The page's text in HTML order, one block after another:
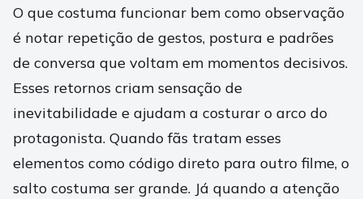
O que costuma funcionar bem como observação
é notar repetição de gestos, postura e padrões
de conversa que voltam em momentos decisivos.
Esses retornos criam sensação de
inevitabilidade e ajudam a costurar o arco do
protagonista. Quando fãs tratam esses
elementos como código direto para outro filme, o
salto costuma ser grande. Já quando a atenção